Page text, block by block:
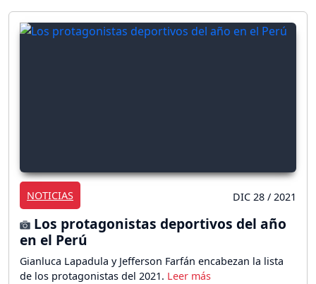
NOTICIAS DIC 28 / 2021
Los protagonistas deportivos del año
en el Perú
Gianluca Lapadula y Jefferson Farfán encabezan la lista
de los protagonistas del 2021.